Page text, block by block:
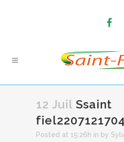
12 Juil Ssaint
Posted at 15:26h in by